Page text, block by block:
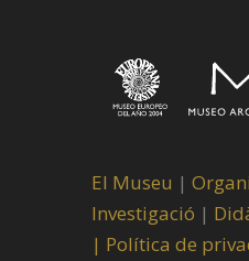
El Museu |
Investigació |
| Política de